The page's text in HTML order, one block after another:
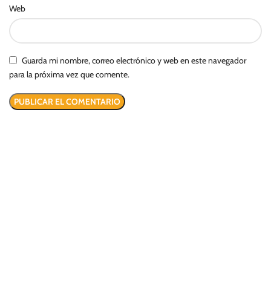
Web
Guarda mi nombre, correo electrónico y web en este navegador
para la próxima vez que comente.